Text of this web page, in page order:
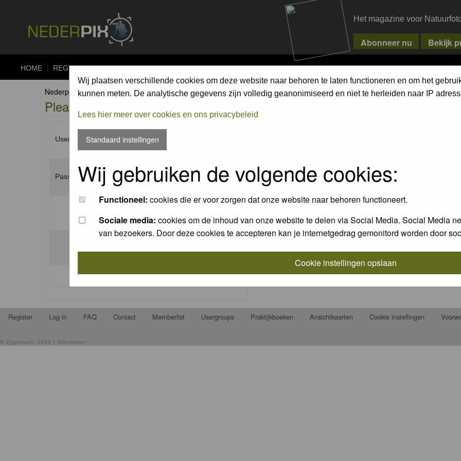
Het magazine voor
HOME REGISTER FORUM UPLOAD ALBUMS COMPETITIONS PIXPAS MAGAZINE WEBSHOP CONTACT
Wij plaatsen verschillende cookies om deze website naar behoren te laten functioneren en om het
kunnen meten. De analytische gegevens zijn volledig geanonimiseerd en niet te herleiden naar IP
Lees hier meer over cookies en ons privacybeleid
Standaard instellingen
Wij gebruiken de volgende cookies:
Functioneel: cookies die er voor zorgen dat onze website naar behoren functioneert.
Sociale media: cookies om de inhoud van onze website te delen via Social Media. Social Media
van bezoekers. Door deze cookies te accepteren kan je internetgedrag gemonitord worden door
Cookie instellingen opslaan
Nederpix.nl Forum Index
Please enter your username and password to log in.
Username:
Password:
I forgot my password
Register Log in FAQ Contact Memberlist Usergroups Praktijkboeken Ansichtkaarten Cookie instellingen
© Zygomatic 2026 | Disclaimer